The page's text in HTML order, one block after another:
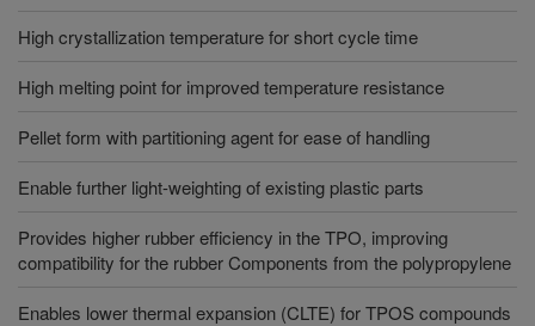
High crystallization temperature for short cycle time
High melting point for improved temperature resistance
Pellet form with partitioning agent for ease of handling
Enable further light-weighting of existing plastic parts
Provides higher rubber efficiency in the TPO, improving
compatibility for the rubber Components from the polypropylene
Enables lower thermal expansion (CLTE) for TPOS compounds